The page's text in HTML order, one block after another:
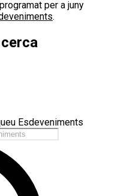
per a juny
.
Esdeveniments